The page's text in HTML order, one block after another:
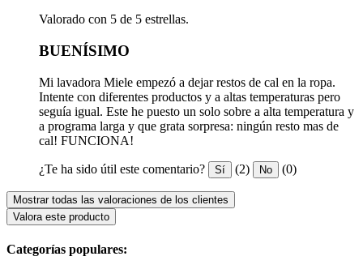
Valorado con 5 de 5 estrellas.
BUENÍSIMO
Mi lavadora Miele empezó a dejar restos de cal en la ropa.
Intente con diferentes productos y a altas temperaturas pero
seguía igual. Este he puesto un solo sobre a alta temperatura y
a programa larga y que grata sorpresa: ningún resto mas de
cal! FUNCIONA!
¿Te ha sido útil este comentario? Sí (2) No (0)
Mostrar todas las valoraciones de los clientes
Valora este producto
Categorías populares: